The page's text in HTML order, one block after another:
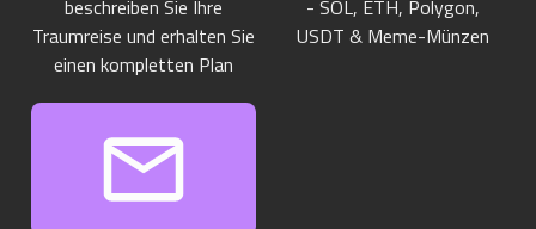
beschreiben Sie Ihre
Traumreise und erhalten Sie
einen kompletten Plan
- SOL, ETH, Polygon,
USDT & Meme-Münzen